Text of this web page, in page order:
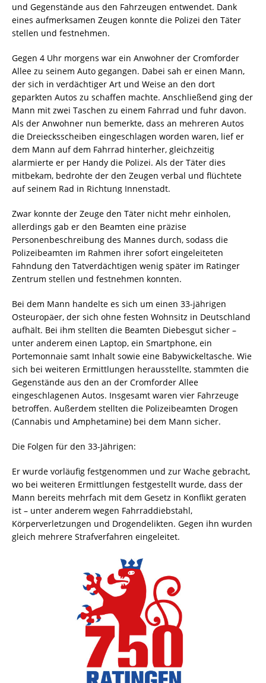
und Gegenstände aus den Fahrzeugen entwendet. Dank
eines aufmerksamen Zeugen konnte die Polizei den Täter
stellen und festnehmen.
Gegen 4 Uhr morgens war ein Anwohner der Cromforder
Allee zu seinem Auto gegangen. Dabei sah er einen Mann,
der sich in verdächtiger Art und Weise an den dort
geparkten Autos zu schaffen machte. Anschließend ging der
Mann mit zwei Taschen zu einem Fahrrad und fuhr davon.
Als der Anwohner nun bemerkte, dass an mehreren Autos
die Dreiecksscheiben eingeschlagen worden waren, lief er
dem Mann auf dem Fahrrad hinterher, gleichzeitig
alarmierte er per Handy die Polizei. Als der Täter dies
mitbekam, bedrohte der den Zeugen verbal und flüchtete
auf seinem Rad in Richtung Innenstadt.
Zwar konnte der Zeuge den Täter nicht mehr einholen,
allerdings gab er den Beamten eine präzise
Personenbeschreibung des Mannes durch, sodass die
Polizeibeamten im Rahmen ihrer sofort eingeleiteten
Fahndung den Tatverdächtigen wenig später im Ratinger
Zentrum stellen und festnehmen konnten.
Bei dem Mann handelte es sich um einen 33-jährigen
Osteuropäer, der sich ohne festen Wohnsitz in Deutschland
aufhält. Bei ihm stellten die Beamten Diebesgut sicher –
unter anderem einen Laptop, ein Smartphone, ein
Portemonnaie samt Inhalt sowie eine Babywickeltasche. Wie
sich bei weiteren Ermittlungen herausstellte, stammten die
Gegenstände aus den an der Cromforder Allee
eingeschlagenen Autos. Insgesamt waren vier Fahrzeuge
betroffen. Außerdem stellten die Polizeibeamten Drogen
(Cannabis und Amphetamine) bei dem Mann sicher.
Die Folgen für den 33-Jährigen:
Er wurde vorläufig festgenommen und zur Wache gebracht,
wo bei weiteren Ermittlungen festgestellt wurde, dass der
Mann bereits mehrfach mit dem Gesetz in Konflikt geraten
ist – unter anderem wegen Fahrraddiebstahl,
Körperverletzungen und Drogendelikten. Gegen ihn wurden
gleich mehrere Strafverfahren eingeleitet.